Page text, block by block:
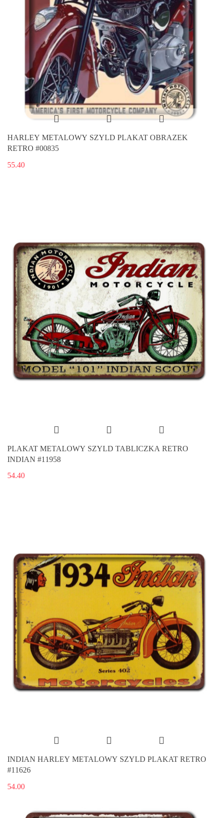
HARLEY METALOWY SZYLD PLAKAT OBRAZEK
RETRO #00835
55.40
PLAKAT METALOWY SZYLD TABLICZKA RETRO
INDIAN #11958
54.40
INDIAN HARLEY METALOWY SZYLD PLAKAT RETRO
#11626
54.00